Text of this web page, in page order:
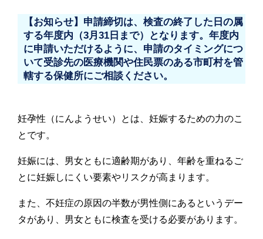
【お知らせ】申請締切は、検査の終了した日の属
する年度内（3月31日まで）となります。年度内
に申請いただけるように、申請のタイミングにつ
いて受診先の医療機関や住民票のある市町村を管
轄する保健所にご相談ください。
妊孕性（にんようせい）とは、妊娠するための力のこ
とです。
妊娠には、男女ともに適齢期があり、年齢を重ねるご
とに妊娠しにくい要素やリスクが高まります。
また、不妊症の原因の半数が男性側にあるというデー
タがあり、男女ともに検査を受ける必要があります。